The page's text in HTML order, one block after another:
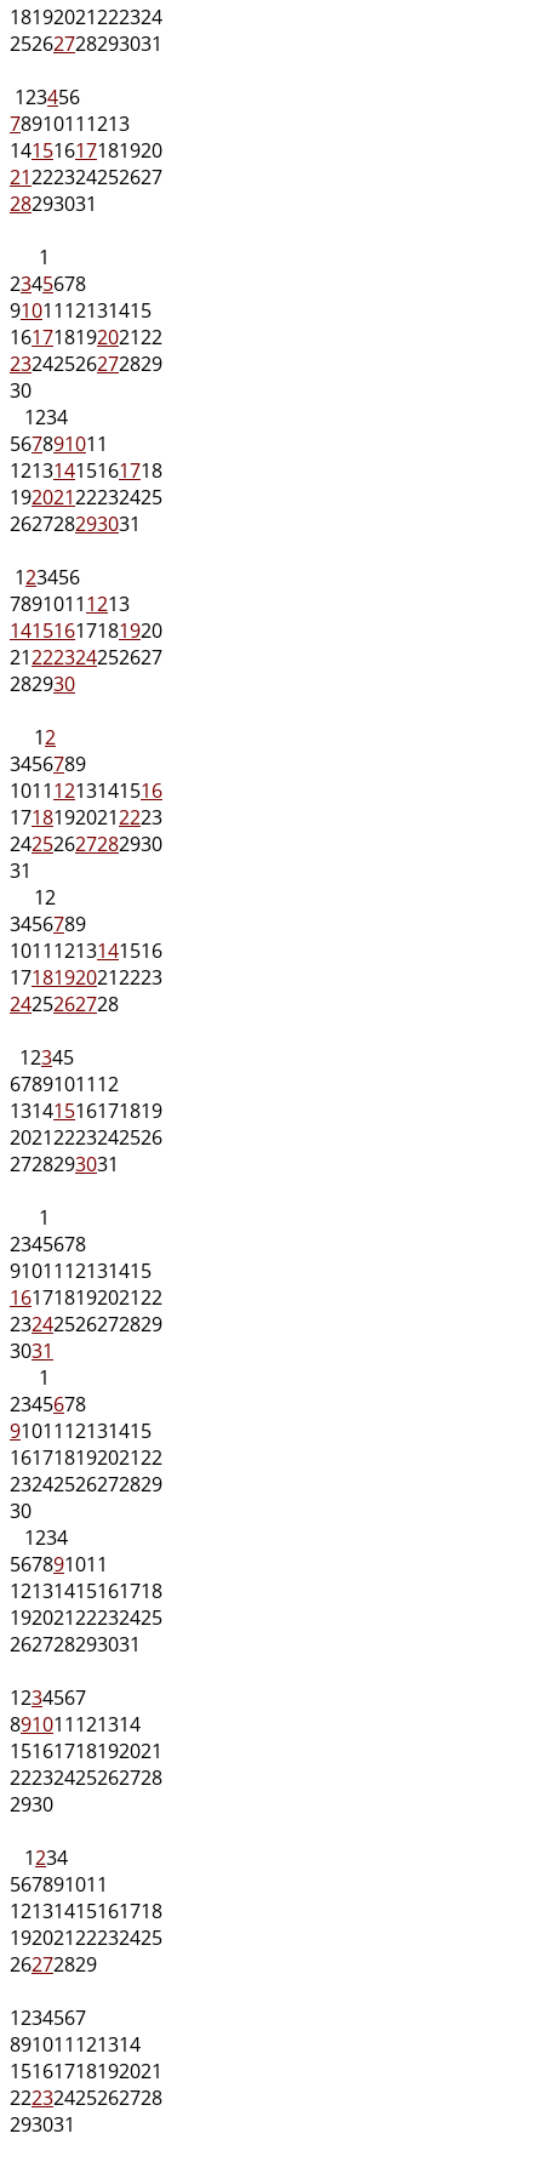
18192021222324
25262728293031
123456
78910111213
14151617181920
21222324252627
28293031
1
2345678
9101112131415
16171819202122
23242526272829
30
1234
567891011
12131415161718
19202122232425
262728293031
123456
78910111213
14151617181920
21222324252627
282930
12
3456789
10111213141516
17181920212223
24252627282930
31
12
3456789
10111213141516
17181920212223
2425262728
12345
6789101112
13141516171819
20212223242526
2728293031
1
2345678
9101112131415
16171819202122
23242526272829
3031
1
2345678
9101112131415
16171819202122
23242526272829
30
1234
567891011
12131415161718
19202122232425
262728293031
1234567
891011121314
15161718192021
22232425262728
2930
1234
567891011
12131415161718
19202122232425
26272829
1234567
891011121314
15161718192021
22232425262728
293031